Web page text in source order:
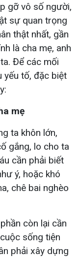
gỡ vô số người,
sự quan trọng
thật nhất, gần
là cha mẹ, anh
Để các mối
yếu tố, đặc biệt
mẹ
ta khôn lớn,
gắng, lo cho ta
cần phải biết
ý, hoặc khó
chê bai nghèo
còn lại cần
sống tiện
phải xây dựng